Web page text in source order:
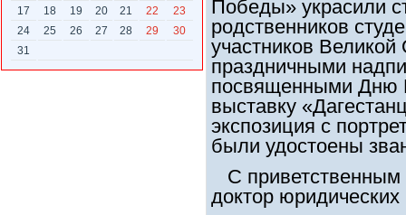
17
18 19 20 21 22
23
24
25 26 27 28 29
30
31
Победы» украсили
родственников
участников
праздничными
посвященными Дню
выставку
экспозиция с
были удостоены
С приветственным
доктор